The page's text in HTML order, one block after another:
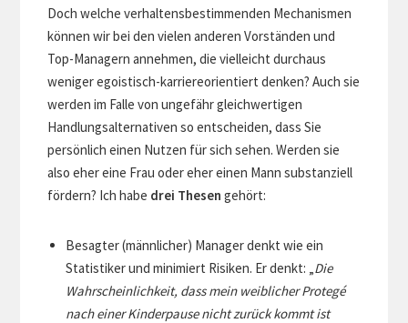
Doch welche verhaltensbestimmenden Mechanismen
können wir bei den vielen anderen Vorständen und
Top-Managern annehmen, die vielleicht durchaus
weniger egoistisch-karriereorientiert denken? Auch sie
werden im Falle von ungefähr gleichwertigen
Handlungsalternativen so entscheiden, dass Sie
persönlich einen Nutzen für sich sehen. Werden sie
also eher eine Frau oder eher einen Mann substanziell
fördern? Ich habe drei Thesen gehört:
Besagter (männlicher) Manager denkt wie ein
Statistiker und minimiert Risiken. Er denkt: „Die
Wahrscheinlichkeit, dass mein weiblicher Protegé
nach einer Kinderpause nicht zurück kommt ist